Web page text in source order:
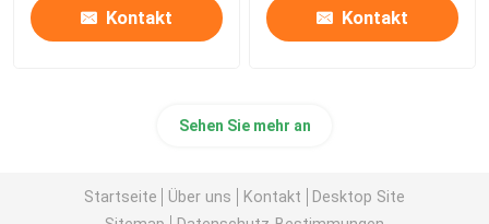
Kontakt Kontakt
Sehen Sie mehr an
Startseite Über uns Kontakt
Desktop Site